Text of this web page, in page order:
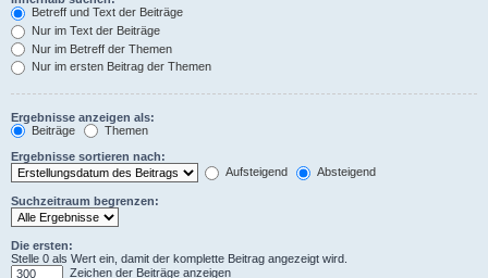
Betreff und Text der Beiträge
Nur im Text der Beiträge
Nur im Betreff der Themen
Nur im ersten Beitrag der Themen
Ergebnisse anzeigen als:
Beiträge
Themen
Ergebnisse sortieren nach:
Aufsteigend
Absteigend
Suchzeitraum begrenzen:
Die ersten:
Stelle 0 als Wert ein, damit der komplette Beitrag angezeigt wird.
Zeichen der Beiträge anzeigen